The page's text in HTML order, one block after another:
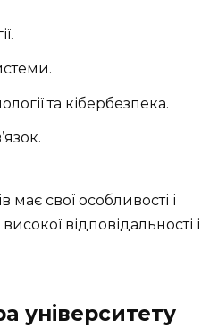
та кібербезпека.
свої особливості і
відповідальності і
університету